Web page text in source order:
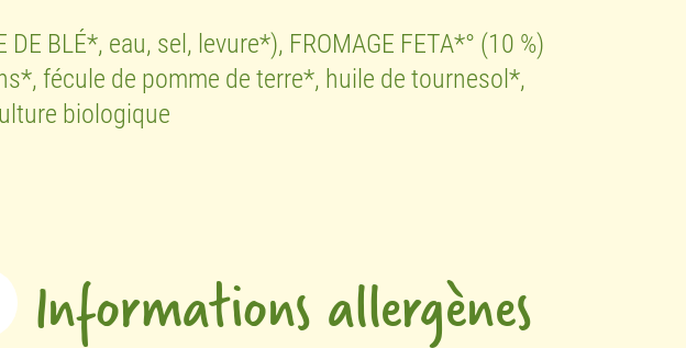
BLÉ*, eau, sel, levure*), FROMAGE FETA*° (10 %)
fécule de pomme de terre*, huile de tournesol*,
biologique
Informations allergènes